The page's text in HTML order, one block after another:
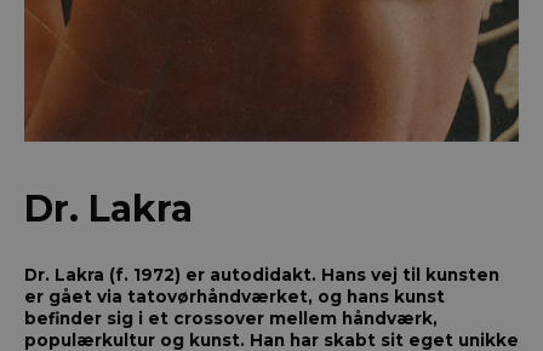
Dr. Lakra
Dr. Lakra (f. 1972) er autodidakt. Hans vej til kunsten
er gået via tatovørhåndværket, og hans kunst
befinder sig i et crossover mellem håndværk,
populærkultur og kunst. Han har skabt sit eget unikke